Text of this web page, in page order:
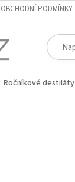
OBCHODNÍ PODMÍNKY
Ročníkové destiláty